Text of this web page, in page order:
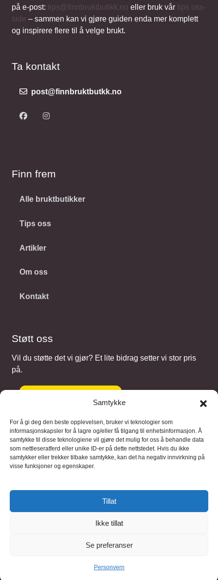
Samtykke
For å gi deg den beste opplevelsen, bruker vi teknologier som
informasjonskapsler for å lagre og/eller få tilgang til enhetsinformasjon. Å
samtykke til disse teknologiene vil gjøre det mulig for oss å behandle data
som nettleseratferd eller unike ID-er på dette nettstedet. Hvis du ikke
samtykker eller trekker tilbake samtykke, kan det ha negativ innvirkning på
visse funksjoner og egenskaper.
Tillat
Ikke tillat
Se preferanser
Personvern
på e-post: tips@finnbruktbutikk.no eller bruk vår tips oss-
side – sammen kan vi gjøre guiden enda mer komplett
og inspirere flere til å velge brukt.
Ta kontakt
post@finnbruktbutkk.no
Finn frem
Alle bruktbutikker
Tips oss
Artikler
Om oss
Kontakt
Støtt oss
Vil du støtte det vi gjør? Et lite bidrag setter vi stor pris
på.
Gi et bidrag
Samarbeidspartnere
Blaaregn – digitale tjenester